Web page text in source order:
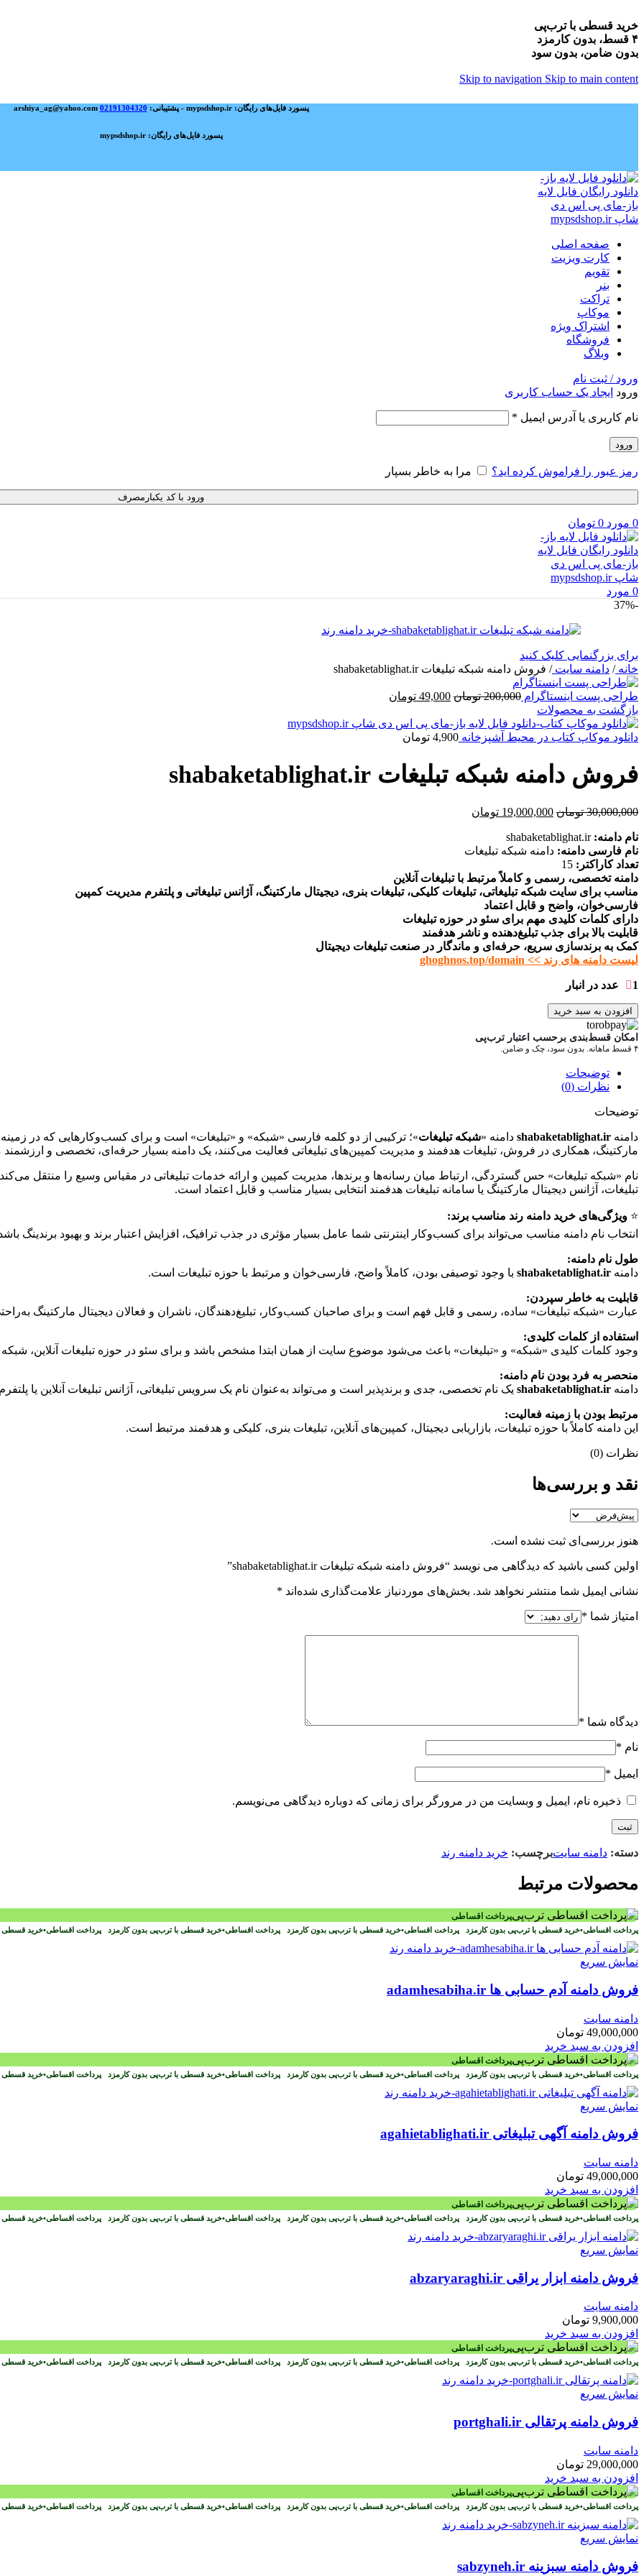
خرید قسطی با ترب‌پی
۴ قسط، بدون کارمزد
بدون ضامن، بدون سود
Skip to navigation Skip to main content
پسورد فایل‌های رایگان: mypsdshop.ir - پشتیبانی: arshiya_ag@yahoo.com 02191304320
پسورد فایل‌های رایگان: mypsdshop.ir
صفحه اصلی
کارت ویزیت
تقویم
بنر
تراکت
موکاپ
اشتراک ویژه
فروشگاه
وبلاگ
ورود / ثبت نام
ورود ایجاد یک حساب کاربری
نام کاربری یا آدرس ایمیل *
ورود
رمز عبور را فراموش کرده اید؟ مرا به خاطر بسپار
ورود با کد یکبارمصرف
0 مورد 0 تومان
0 مورد
-37%
برای بزرگنمایی کلیک کنید
خانه/ دامنه سایت/ فروش دامنه شبکه تبلیغات shabaketablighat.ir
طراحی پست اینستاگرام 200,000 تومان 49,000 تومان
بازگشت به محصولات
دانلود موکاپ کتاب در محیط آشپزخانه 4,900 تومان
فروش دامنه شبکه تبلیغات shabaketablighat.ir
30,000,000 تومان 19,000,000 تومان
نام دامنه: shabaketablighat.ir
نام فارسی دامنه: دامنه شبکه تبلیغات
تعداد کاراکتر:
دامنه تخصصی، رسمی و کاملاً مرتبط با تبلیغات آنلاین
مناسب برای سایت شبکه تبلیغاتی، تبلیغات کلیکی، تبلیغات بنری، دیجیتال مارکتینگ، آژانس تبلیغاتی و پلتفرم مدیریت کمپین
فارسی‌خوان، واضح و قابل اعتماد
دارای کلمات کلیدی مهم برای سئو در حوزه تبلیغات
قابلیت بالا برای جذب تبلیغ‌دهنده و ناشر هدفمند
کمک به برندسازی سریع، حرفه‌ای و ماندگار در صنعت تبلیغات دیجیتال
لیست دامنه های رند >> ghoghnos.top/domain
1 عدد در انبار
افزودن به سبد خرید
امکان قسط‌بندی برحسب اعتبار ترب‌پی
۴ قسط ماهانه. بدون سود، چک و ضامن.
توضیحات
نظرات (0)
توضیحات
دامنه shabaketablighat.ir دامنه «شبکه تبلیغات»؛ ترکیبی از دو کلمه فارسی «شبکه» و «تبلیغات» است و برای کسب‌وکارهایی که در زمینه
مارکتینگ، همکاری در فروش، تبلیغات هدفمند و مدیریت کمپین‌های تبلیغاتی فعالیت می‌کنند، یک دامنه بسیار حرفه‌ای، تخصصی و
نام «شبکه تبلیغات» حس گستردگی، ارتباط میان رسانه‌ها و برندها، مدیریت کمپین و ارائه خدمات تبلیغاتی در مقیاس وسیع را منتقل می‌کند.
تبلیغات، آژانس دیجیتال مارکتینگ یا سامانه تبلیغات هدفمند انتخابی بسیار مناسب و قابل اعتماد است.
⭐️ ویژگی‌های خرید دامنه رند مناسب برند:
انتخاب نام دامنه مناسب می‌تواند برای کسب‌وکار اینترنتی شما عامل بسیار مؤثری در جذب ترافیک، افزایش اعتبار برند و بهبود برندینگ
طول نام دامنه:
دامنه shabaketablighat.ir با وجود توصیفی بودن، کاملاً واضح، فارسی‌خوان و مرتبط با حوزه تبلیغات است.
قابلیت به خاطر سپردن:
عبارت «شبکه تبلیغات» ساده، رسمی و قابل فهم است و برای صاحبان کسب‌وکار، تبلیغ‌دهندگان، ناشران و فعالان دیجیتال مارکتینگ
استفاده از کلمات کلیدی:
وجود کلمات کلیدی «شبکه» و «تبلیغات» باعث می‌شود موضوع سایت از همان ابتدا مشخص باشد و برای سئو در حوزه تبلیغات آنلاین، شبکه
منحصر به فرد بودن نام دامنه:
دامنه shabaketablighat.ir یک نام تخصصی، جدی و برندپذیر است و می‌تواند به‌عنوان نام یک سرویس تبلیغاتی، آژانس تبلیغات آنلاین یا
مرتبط بودن با زمینه فعالیت:
این دامنه کاملاً با حوزه تبلیغات، بازاریابی دیجیتال، کمپین‌های آنلاین، تبلیغات بنری، کلیکی و هدفمند مرتبط است.
نظرات (0)
نقد و بررسی‌ها
هنوز بررسی‌ای ثبت نشده است.
اولین کسی باشید که دیدگاهی می نویسد “فروش دامنه شبکه تبلیغات shabaketablighat.ir”
نشانی ایمیل شما منتشر نخواهد شد. بخش‌های موردنیاز علامت‌گذاری شده‌اند *
امتیاز شما *
دیدگاه شما *
نام *
ایمیل *
ذخیره نام، ایمیل و وبسایت من در مرورگر برای زمانی که دوباره دیدگاهی می‌نویسم.
دسته: دامنه سایتبرچسب: خرید دامنه رند
محصولات مرتبط
پرداخت اقساطی
پرداخت اقساطی•خرید قسطی با ترب‌پی بدون کارمزد پرداخت اقساطی•خرید قسطی با ترب‌پی بدون کارمزد پرداخت اقساطی•خرید قسطی با ترب‌پی بدون کارمزد پرداخت اقساطی•خرید قسطی
نمایش سریع
فروش دامنه آدم حسابی ها adamhesabiha.ir
دامنه سایت
49,000,000 تومان
افزودن به سبد خرید
پرداخت اقساطی
پرداخت اقساطی•خرید قسطی با ترب‌پی بدون کارمزد پرداخت اقساطی•خرید قسطی با ترب‌پی بدون کارمزد پرداخت اقساطی•خرید قسطی با ترب‌پی بدون کارمزد پرداخت اقساطی•خرید قسطی
نمایش سریع
فروش دامنه آگهی تبلیغاتی agahietablighati.ir
دامنه سایت
49,000,000 تومان
افزودن به سبد خرید
پرداخت اقساطی
پرداخت اقساطی•خرید قسطی با ترب‌پی بدون کارمزد پرداخت اقساطی•خرید قسطی با ترب‌پی بدون کارمزد پرداخت اقساطی•خرید قسطی با ترب‌پی بدون کارمزد پرداخت اقساطی•خرید قسطی
نمایش سریع
فروش دامنه ابزار یراقی abzaryaraghi.ir
دامنه سایت
9,900,000 تومان
افزودن به سبد خرید
پرداخت اقساطی
پرداخت اقساطی•خرید قسطی با ترب‌پی بدون کارمزد پرداخت اقساطی•خرید قسطی با ترب‌پی بدون کارمزد پرداخت اقساطی•خرید قسطی با ترب‌پی بدون کارمزد پرداخت اقساطی•خرید قسطی
نمایش سریع
فروش دامنه پرتقالی portghali.ir
دامنه سایت
29,000,000 تومان
افزودن به سبد خرید
پرداخت اقساطی
پرداخت اقساطی•خرید قسطی با ترب‌پی بدون کارمزد پرداخت اقساطی•خرید قسطی با ترب‌پی بدون کارمزد پرداخت اقساطی•خرید قسطی با ترب‌پی بدون کارمزد پرداخت اقساطی•خرید قسطی
نمایش سریع
فروش دامنه سبزینه sabzyneh.ir